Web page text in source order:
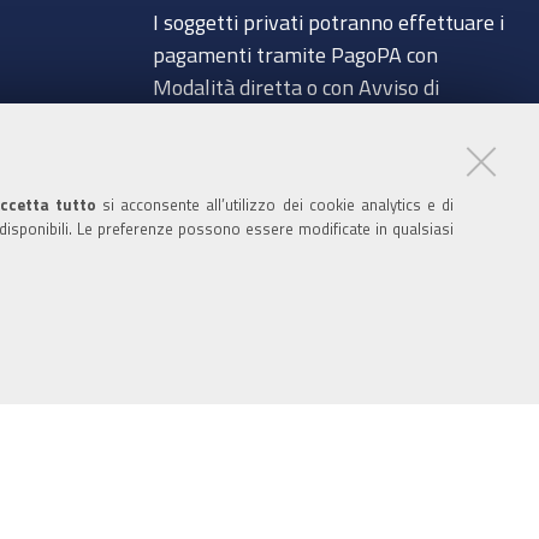
tutto si acconsente all’utilizzo dei cookie analytics e di
Le preferenze possono essere modificate in qualsiasi
I soggetti privati potranno effettuare i
pagamenti tramite PagoPA con
Modalità diretta o con Avviso di
Codice IBAN per le pubbliche
amministrazioni comprese nel regime di